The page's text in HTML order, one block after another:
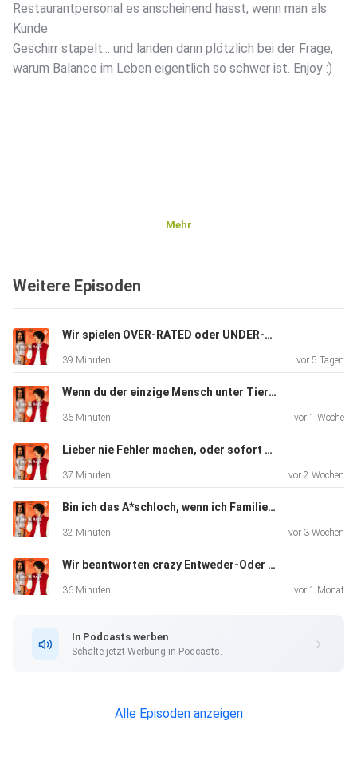
Restaurantpersonal es anscheinend hasst, wenn man als
Kunde
Geschirr stapelt... und landen dann plötzlich bei der Frage,
warum Balance im Leben eigentlich so schwer ist. Enjoy :)
Mehr
Weitere Episoden
Wir spielen OVER-RATED oder UNDER-RATED..
39 Minuten vor 5 Tagen
Wenn du der einzige Mensch unter Tieren wärst...
36 Minuten vor 1 Woche
Lieber nie Fehler machen, oder sofort aus Fehlern lernen?
37 Minuten vor 2 Wochen
Bin ich das A*schloch, wenn ich Familie vor der Tür stehen lasse?
32 Minuten vor 3 Wochen
Wir beantworten crazy Entweder-Oder Fragen..
36 Minuten vor 1 Monat
In Podcasts werben
Schalte jetzt Werbung in Podcasts.
Alle Episoden anzeigen